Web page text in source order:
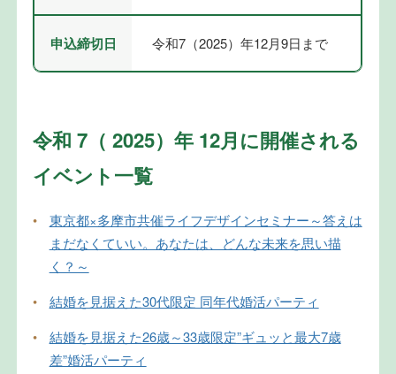
申込締切日 令和7（2025）年12月9日まで
令和 7（ 2025）年 12月に開催される
イベント一覧
•
東京都×多摩市共催ライフデザインセミナー～答えは
まだなくていい。あなたは、どんな未来を思い描
く？～
•
結婚を見据えた30代限定 同年代婚活パーティ
•
結婚を見据えた26歳～33歳限定”ギュッと最大7歳
差”婚活パーティ